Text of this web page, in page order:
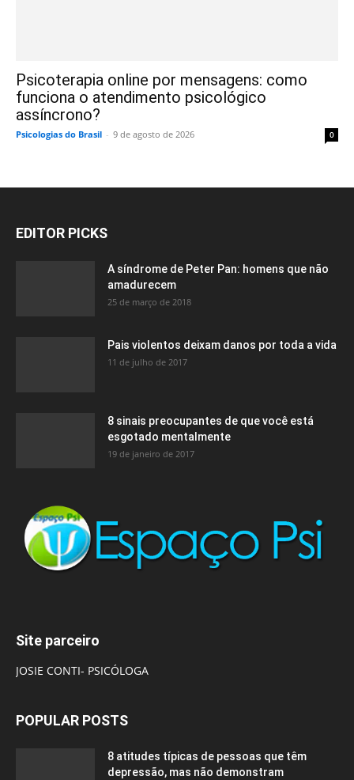
Psicoterapia online por mensagens: como
funciona o atendimento psicológico
assíncrono?
Psicologias do Brasil - 9 de agosto de 2026 0
EDITOR PICKS
A síndrome de Peter Pan: homens que não
amadurecem
25 de março de 2018
Pais violentos deixam danos por toda a vida
11 de julho de 2017
8 sinais preocupantes de que você está
esgotado mentalmente
19 de janeiro de 2017
Site parceiro
JOSIE CONTI- PSICÓLOGA
POPULAR POSTS
8 atitudes típicas de pessoas que têm
depressão, mas não demonstram